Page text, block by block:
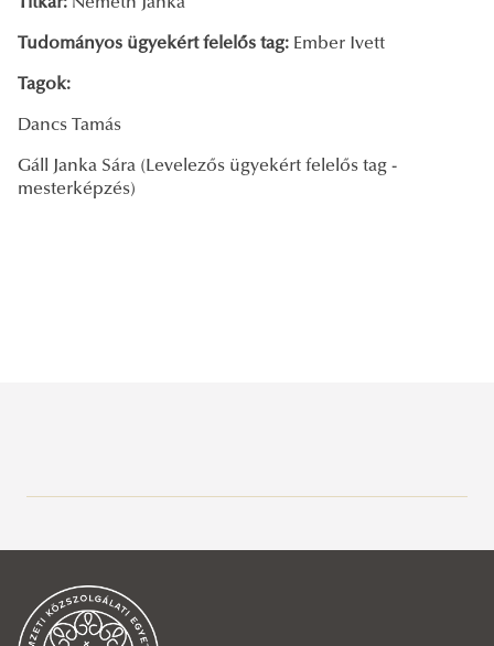
ÁNTK Kari Részönkormányzat
Elérhetőség
ÁNTK Kari Részönkormányzat
Tudományos ügyekért felelős tag: Ember Ivett
Tagok:
Dancs Tamás
Gáll Janka Sára (Levelezős ügyekért felelős tag -
mesterképzés)